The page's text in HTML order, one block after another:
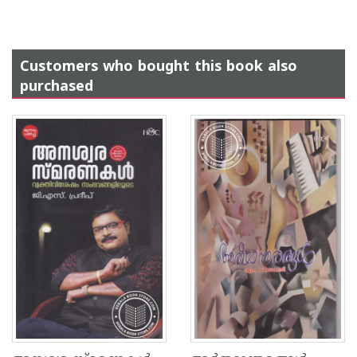
Customers who bought this book also
purchased